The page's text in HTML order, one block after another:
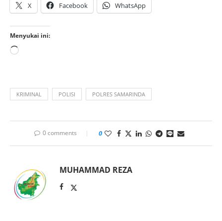
X Facebook WhatsApp
Menyukai ini:
KRIMINAL POLISI POLRES SAMARINDA
0 comments 0
MUHAMMAD REZA